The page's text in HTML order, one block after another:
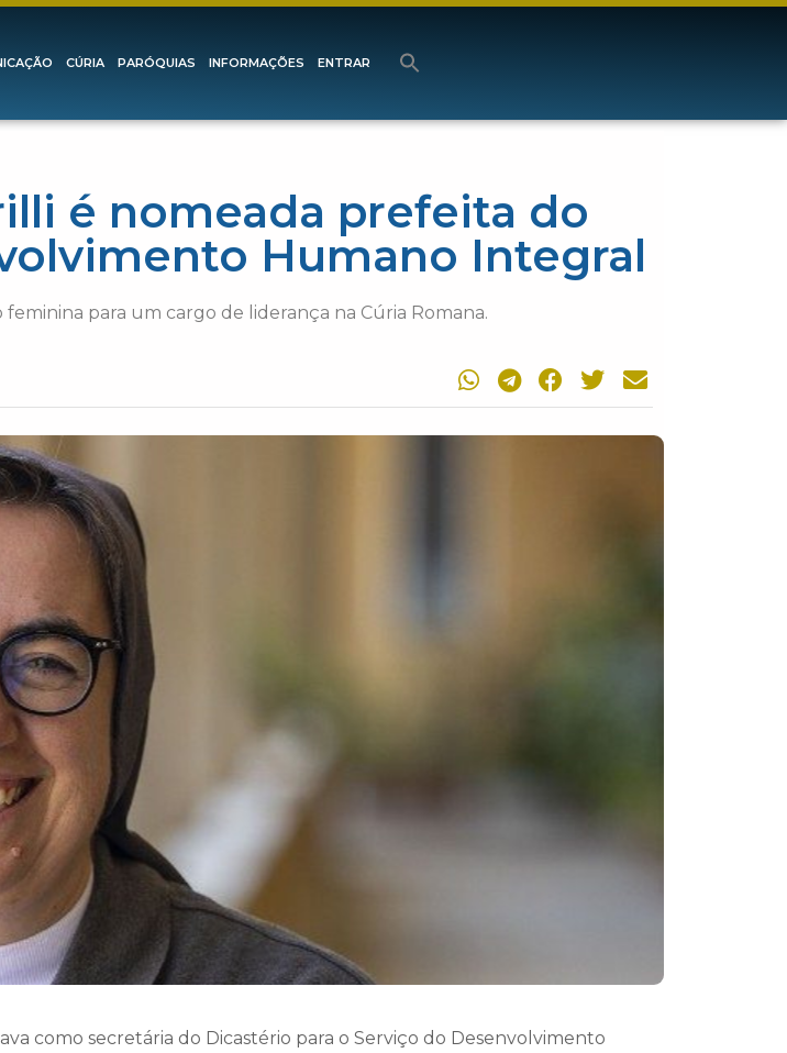
CÚRIA PARÓQUIAS INFORMAÇÕES ENTRAR
é nomeada prefeita do
Humano Integral
para um cargo de liderança na Cúria Romana.
como secretária do Dicastério para o Serviço do Desenvolvimento